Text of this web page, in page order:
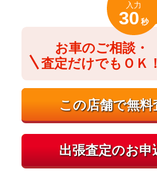
お車のご相談・
査定だけでもＯＫ！
入力
30 秒